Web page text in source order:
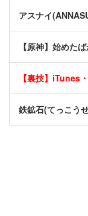
アスナイ
【原神】始めた
【裏技】iTunes
鉄鉱石(てっこう